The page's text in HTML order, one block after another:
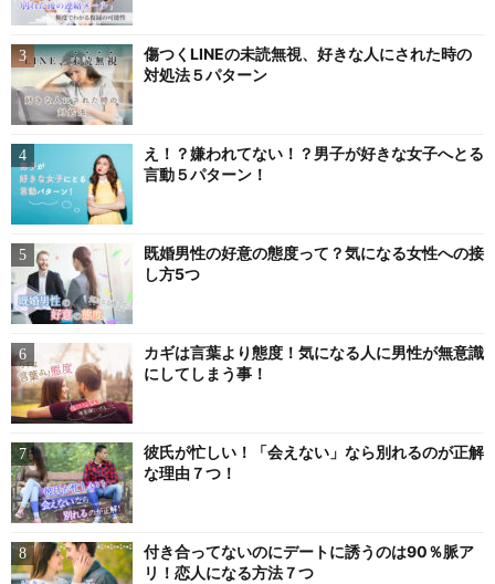
傷つくLINEの未読無視、好きな人にされた時の
対処法５パターン
え！？嫌われてない！？男子が好きな女子へとる
言動５パターン！
既婚男性の好意の態度って？気になる女性への接
し方5つ
カギは言葉より態度！気になる人に男性が無意識
にしてしまう事！
彼氏が忙しい！「会えない」なら別れるのが正解
な理由７つ！
付き合ってないのにデートに誘うのは90％脈ア
リ！恋人になる方法７つ